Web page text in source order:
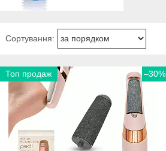
Топ продаж –30%